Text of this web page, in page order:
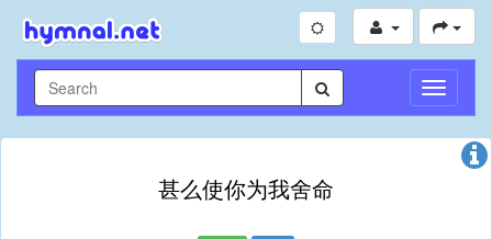
Toggle
甚么使你为我舍命